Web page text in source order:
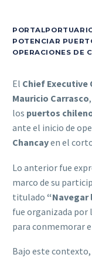
POTENCIAR
OPERACIONES DE
El Chief Executive
Mauricio Carrasco
los puertos
ante el inicio de
Chancayen el
Lo anterior fue
marco de su
titulado “Navegar
fue organizada por
para conmemorar
Bajo este contexto,